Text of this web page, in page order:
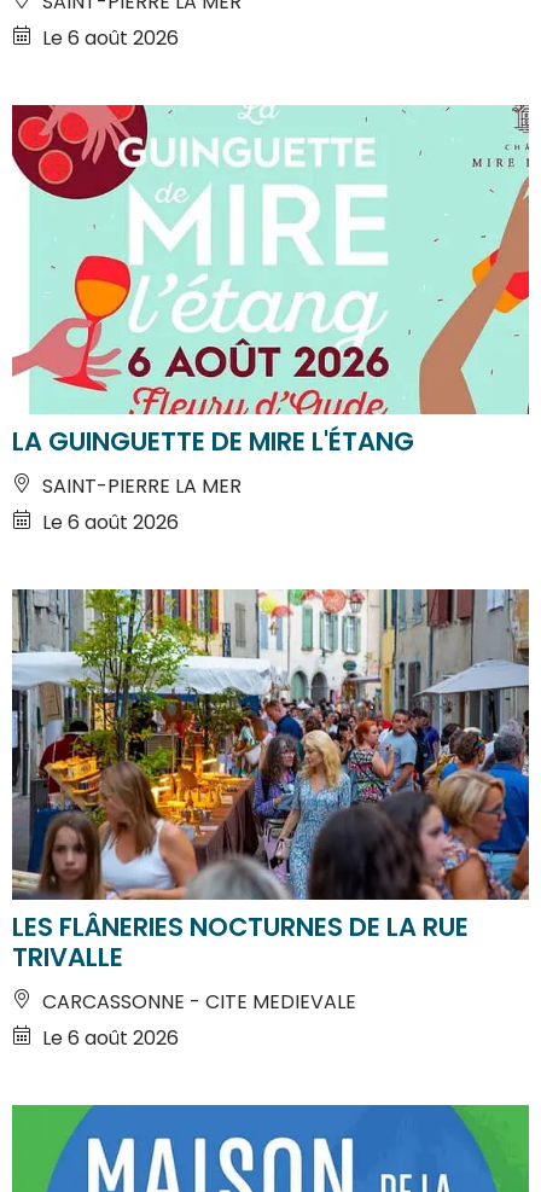
Le 6 août 2026
LA GUINGUETTE DE MIRE L'ÉTANG
SAINT-PIERRE LA MER
Le 6 août 2026
LES FLÂNERIES NOCTURNES DE LA RUE
TRIVALLE
CARCASSONNE - CITE MEDIEVALE
Le 6 août 2026